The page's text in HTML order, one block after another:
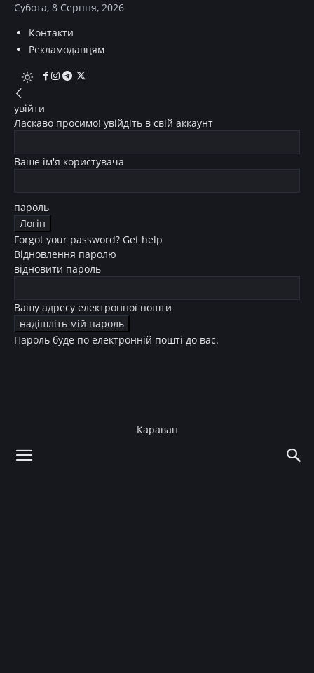
Субота, 8 Серпня, 2026
Контакти
Рекламодавцям
увійти
Ласкаво просимо! увійдіть в свій аккаунт
Ваше ім'я користувача
пароль
Forgot your password? Get help
Відновлення паролю
відновити пароль
Вашу адресу електронної пошти
Пароль буде по електронній пошті до вас.
Караван